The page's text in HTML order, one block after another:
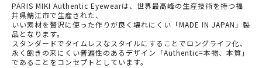
PARIS MIKI Authentic Eyewearは、世界最高峰の生産技術を持つ福
井県鯖江市で生産された、
いい素材を贅沢に使った作りが良く壊れにくい「MADE IN JAPAN」製
品となります。
スタンダードでタイムレスなスタイルにすることでロングライフ化、
永く飽きの来にくい普遍性のあるデザイン「Authentic=本物、本質」
であることをコンセプトとしています。